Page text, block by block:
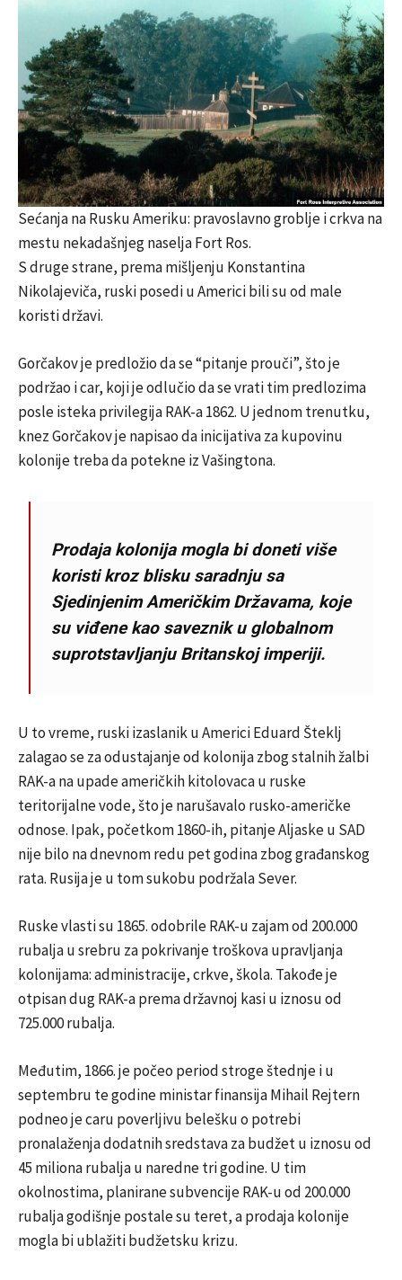
Sećanja na Rusku Ameriku: pravoslavno groblje i crkva na
mestu nekadašnjeg naselja Fort Ros.
S druge strane, prema mišljenju Konstantina
Nikolajeviča, ruski posedi u Americi bili su od male
koristi državi.
Gorčakov je predložio da se “pitanje prouči”, što je
podržao i car, koji je odlučio da se vrati tim predlozima
posle isteka privilegija RAK-a 1862. U jednom trenutku,
knez Gorčakov je napisao da inicijativa za kupovinu
kolonije treba da potekne iz Vašingtona.
Prodaja kolonija mogla bi doneti više
koristi kroz blisku saradnju sa
Sjedinjenim Američkim Državama, koje
su viđene kao saveznik u globalnom
suprotstavljanju Britanskoj imperiji.
U to vreme, ruski izaslanik u Americi Eduard Šteklj
zalagao se za odustajanje od kolonija zbog stalnih žalbi
RAK-a na upade američkih kitolovaca u ruske
teritorijalne vode, što je narušavalo rusko-američke
odnose. Ipak, početkom 1860-ih, pitanje Aljaske u SAD
nije bilo na dnevnom redu pet godina zbog građanskog
rata. Rusija je u tom sukobu podržala Sever.
Ruske vlasti su 1865. odobrile RAK-u zajam od 200.000
rubalja u srebru za pokrivanje troškova upravljanja
kolonijama: administracije, crkve, škola. Takođe je
otpisan dug RAK-a prema državnoj kasi u iznosu od
725.000 rubalja.
Međutim, 1866. je počeo period stroge štednje i u
septembru te godine ministar finansija Mihail Rejtern
podneo je caru poverljivu belešku o potrebi
pronalaženja dodatnih sredstava za budžet u iznosu od
45 miliona rubalja u naredne tri godine. U tim
okolnostima, planirane subvencije RAK-u od 200.000
rubalja godišnje postale su teret, a prodaja kolonije
mogla bi ublažiti budžetsku krizu.